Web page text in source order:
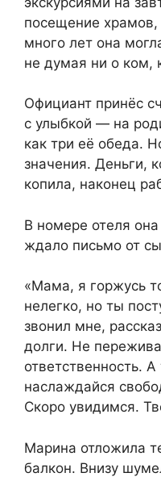
посещение храмов,
много лет она
не думая ни о ком,
Официант принёс
с улыбкой — на
как три её обеда.
значения. Деньги,
копила, наконец
В номере отеля
ждало письмо от
«Мама, я горжусь
нелегко, но ты
звонил мне,
долги. Не
ответственность.
наслаждайся
Скоро увидимся.
Марина отложила
балкон. Внизу